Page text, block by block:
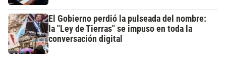
El Gobierno perdió la pulseada del nombre:
la "Ley de Tierras" se impuso en toda la
conversación digital